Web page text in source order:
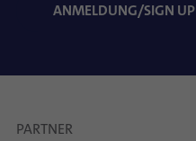
ANMELDUNG/SIGN UP
PARTNER